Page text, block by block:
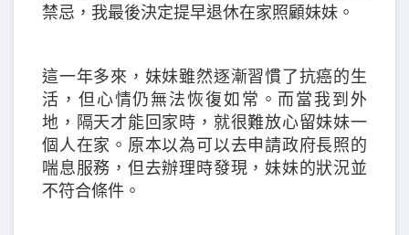
禁忌，我最後決定提早退休在家照顧妹妹。
這一年多來，妹妹雖然逐漸習慣了抗癌的生
活，但心情仍無法恢復如常。而當我到外
地，隔天才能回家時，就很難放心留妹妹一
個人在家。原本以為可以去申請政府長照的
喘息服務，但去辦理時發現，妹妹的狀況並
不符合條件。